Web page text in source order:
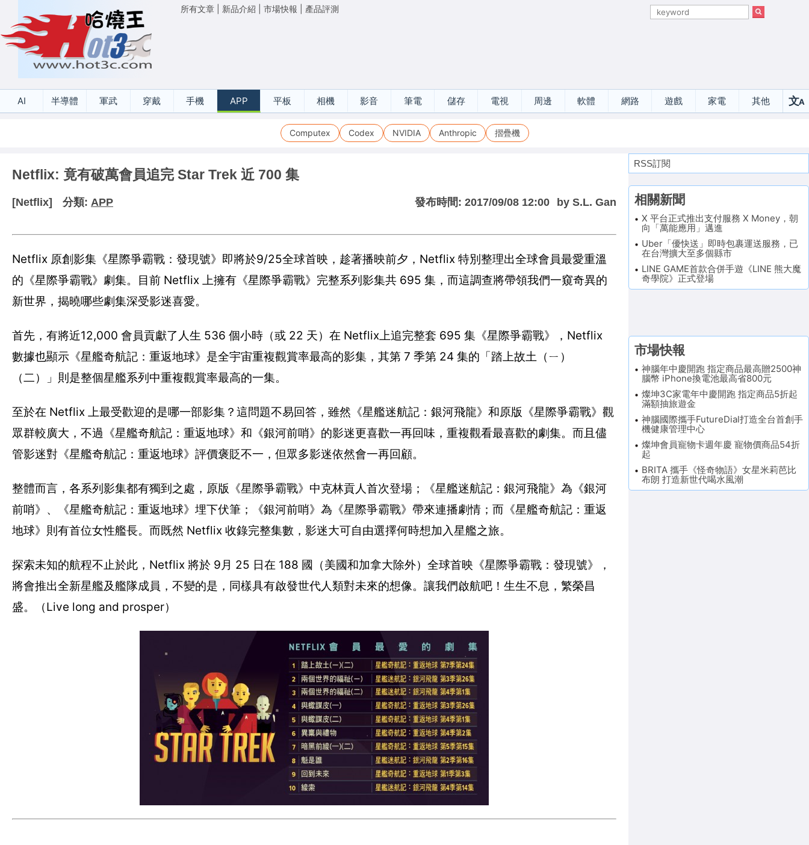
所有文章 新品介紹 市場快報 產品評測
AI 半導體 軍武 穿戴 手機 APP 平板 相機 影音 筆電 儲存 電視 周邊 軟體 網路 遊戲 家電 其他 文A
Computex Codex NVIDIA Anthropic 摺疊機
Netflix: 竟有破萬會員追完 Star Trek 近 700 集
[Netflix] 分類: APP 發布時間: 2017/09/08 12:00 by S.L. Gan
Netflix 原創影集《星際爭霸戰：發現號》即將於9/25全球首映，趁著播映前夕，Netflix 特別整理出全球會員最愛重溫
的《星際爭霸戰》劇集。目前 Netflix 上擁有《星際爭霸戰》完整系列影集共 695 集，而這調查將帶領我們一窺奇異的
新世界，揭曉哪些劇集深受影迷喜愛。
首先，有將近12,000 會員貢獻了人生 536 個小時（或 22 天）在 Netflix上追完整套 695 集《星際爭霸戰》，Netflix
數據也顯示《星艦奇航記：重返地球》是全宇宙重複觀賞率最高的影集，其第 7 季第 24 集的「踏上故土（ㄧ）
（二）」則是整個星艦系列中重複觀賞率最高的一集。
至於在 Netflix 上最受歡迎的是哪一部影集？這問題不易回答，雖然《星艦迷航記：銀河飛龍》和原版《星際爭霸戰》觀
眾群較廣大，不過《星艦奇航記：重返地球》和《銀河前哨》的影迷更喜歡一再回味，重複觀看最喜歡的劇集。而且儘
管影迷對《星艦奇航記：重返地球》評價褒貶不一，但眾多影迷依然會一再回顧。
整體而言，各系列影集都有獨到之處，原版《星際爭霸戰》中克林貢人首次登場；《星艦迷航記：銀河飛龍》為《銀河
前哨》、《星艦奇航記：重返地球》埋下伏筆；《銀河前哨》為《星際爭霸戰》帶來連播劇情；而《星艦奇航記：重返
地球》則有首位女性艦長。而既然 Netflix 收錄完整集數，影迷大可自由選擇何時想加入星艦之旅。
探索未知的航程不止於此，Netflix 將於 9月 25 日在 188 國（美國和加拿大除外）全球首映《星際爭霸戰：發現號》，
將會推出全新星艦及艦隊成員，不變的是，同樣具有啟發世代人類對未來的想像。讓我們啟航吧！生生不息，繁榮昌
盛。（Live long and prosper）
RSS訂閱
相關新聞
X 平台正式推出支付服務 X Money，朝
向「萬能應用」邁進
Uber「優快送」即時包裹運送服務，已
在台灣擴大至多個縣市
LINE GAME首款合併手遊《LINE 熊大魔
奇學院》正式登場
市場快報
神腦年中慶開跑 指定商品最高贈2500神
腦幣 iPhone換電池最高省800元
燦坤3C家電年中慶開跑 指定商品5折起
滿額抽旅遊金
神腦國際攜手FutureDial打造全台首創手
機健康管理中心
燦坤會員寵物卡週年慶 寵物價商品54折
起
BRITA 攜手《怪奇物語》女星米莉芭比
布朗 打造新世代喝水風潮